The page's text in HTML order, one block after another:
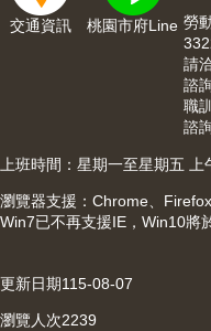
隱
政
網
站
料
放
交通資訊 桃園市府Line 勞
請
諮
職
諮
上班時間：星期一至星期五
瀏覽器支援：Chrome、
Win7已不再支援IE，Win10將
更新日期115-08-07
瀏覽人次2239